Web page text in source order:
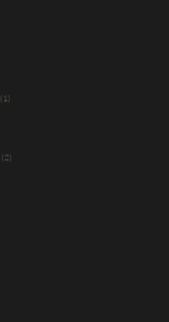
(1)
(2)